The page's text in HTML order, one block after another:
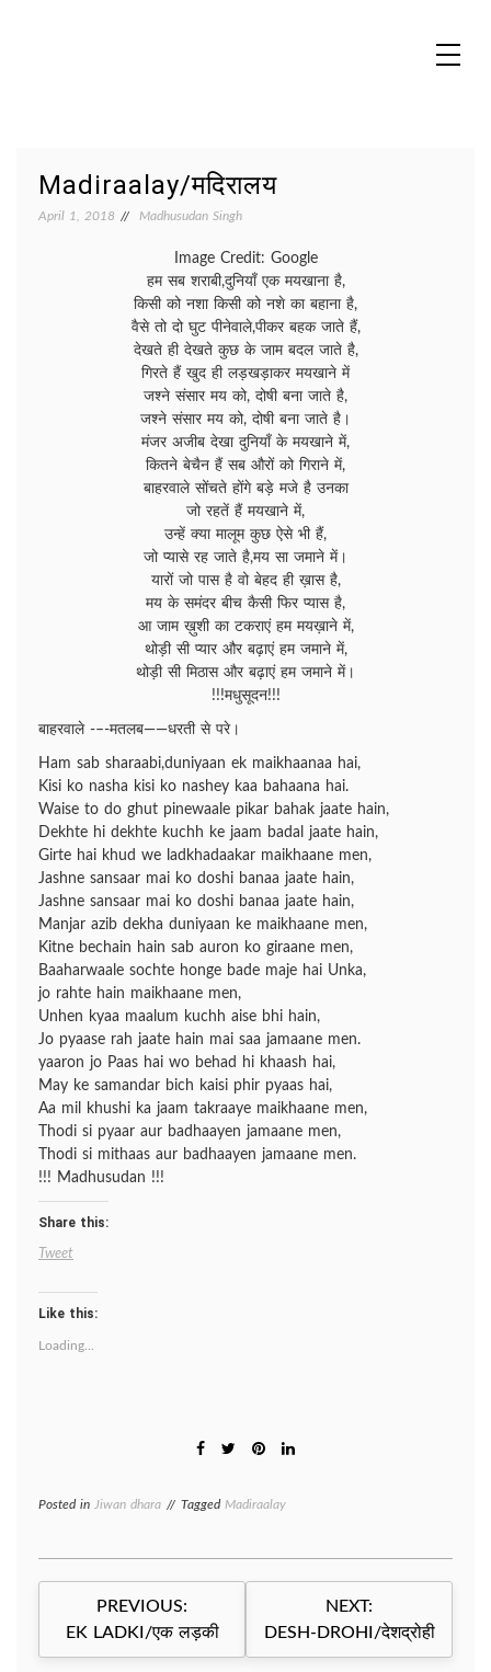
Madiraalay/मदिरालय
April 1, 2018 Madhusudan Singh
Image Credit: Google
हम सब शराबी,दुनियाँ एक मयखाना है,
किसी को नशा किसी को नशे का बहाना है,
वैसे तो दो घुट पीनेवाले,पीकर बहक जाते हैं,
देखते ही देखते कुछ के जाम बदल जाते है,
गिरते हैं खुद ही लड़खड़ाकर मयखाने में
जश्ने संसार मय को, दोषी बना जाते है,
जश्ने संसार मय को, दोषी बना जाते है।
मंजर अजीब देखा दुनियाँ के मयखाने में,
कितने बेचैन हैं सब औरों को गिराने में,
बाहरवाले सोंचते होंगे बड़े मजे है उनका
जो रहतें हैं मयखाने में,
उन्हें क्या मालूम कुछ ऐसे भी हैं,
जो प्यासे रह जाते है,मय सा जमाने में।
यारों जो पास है वो बेहद ही ख़ास है,
मय के समंदर बीच कैसी फिर प्यास है,
आ जाम ख़ुशी का टकराएं हम मयख़ाने में,
थोड़ी सी प्यार और बढ़ाएं हम जमाने में,
थोड़ी सी मिठास और बढ़ाएं हम जमाने में।
!!!मधुसूदन!!!
बाहरवाले -–-मतलब——धरती से परे।
Ham sab sharaabi,duniyaan ek maikhaanaa hai,
Kisi ko nasha kisi ko nashey kaa bahaana hai.
Waise to do ghut pinewaale pikar bahak jaate hain,
Dekhte hi dekhte kuchh ke jaam badal jaate hain,
Girte hai khud we ladkhadaakar maikhaane men,
Jashne sansaar mai ko doshi banaa jaate hain,
Jashne sansaar mai ko doshi banaa jaate hain,
Manjar azib dekha duniyaan ke maikhaane men,
Kitne bechain hain sab auron ko giraane men,
Baaharwaale sochte honge bade maje hai Unka,
jo rahte hain maikhaane men,
Unhen kyaa maalum kuchh aise bhi hain,
Jo pyaase rah jaate hain mai saa jamaane men.
yaaron jo Paas hai wo behad hi khaash hai,
May ke samandar bich kaisi phir pyaas hai,
Aa mil khushi ka jaam takraaye maikhaane men,
Thodi si pyaar aur badhaayen jamaane men,
Thodi si mithaas aur badhaayen jamaane men.
!!! Madhusudan !!!
Share this:
Tweet
Like this:
Loading...
Posted in Jiwan dhara Tagged Madiraalay
Post
navigation
PREVIOUS:
EK LADKI/एक लड़की
NEXT:
DESH-DROHI/देशद्रोही